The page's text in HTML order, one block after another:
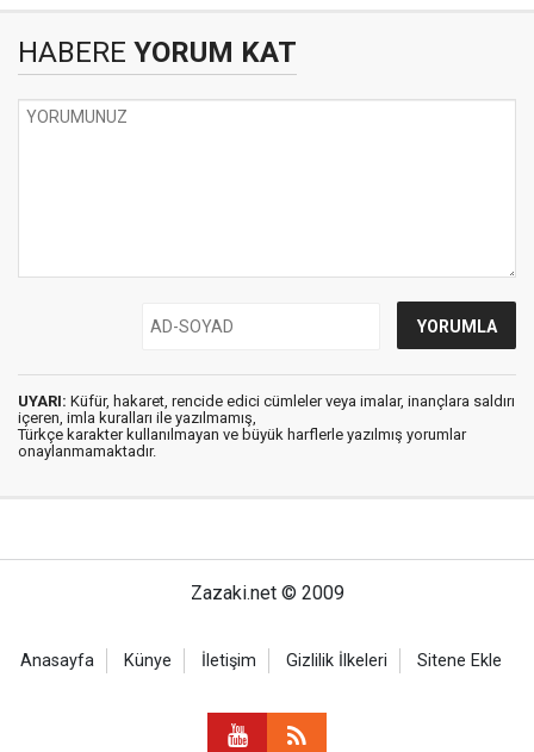
HABERE YORUM KAT
UYARI: Küfür, hakaret, rencide edici cümleler veya imalar, inançlara saldırı
içeren, imla kuralları ile yazılmamış,
Türkçe karakter kullanılmayan ve büyük harflerle yazılmış yorumlar
onaylanmamaktadır.
Zazaki.net © 2009
Anasayfa Künye İletişim Gizlilik İlkeleri Sitene Ekle